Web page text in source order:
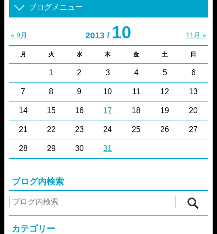
ブログメニュー
2013 / 10
月 火 水 木 金 土 日
1 2 3 4 5 6
7 8 9 10 11 12 13
14 15 16 17 18 19 20
21 22 23 24 25 26 27
28 29 30 31
« 9月 11月 »
ブログ内検索
カテゴリー